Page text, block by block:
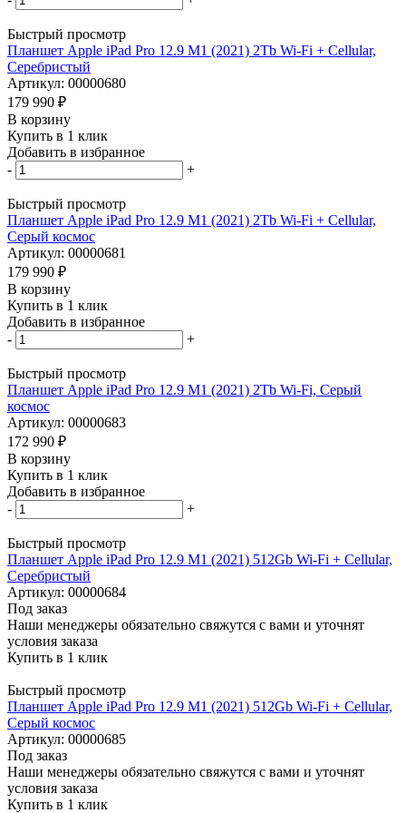
Быстрый просмотр
Планшет Apple iPad Pro 12.9 M1 (2021) 2Tb Wi-Fi + Cellular,
Серебристый
Артикул: 00000680
179 990 ₽
В корзину
Купить в 1 клик
Добавить в избранное
-
+
Быстрый просмотр
Планшет Apple iPad Pro 12.9 M1 (2021) 2Tb Wi-Fi + Cellular,
Серый космос
Артикул: 00000681
179 990 ₽
В корзину
Купить в 1 клик
Добавить в избранное
-
+
Быстрый просмотр
Планшет Apple iPad Pro 12.9 M1 (2021) 2Tb Wi-Fi, Серый
космос
Артикул: 00000683
172 990 ₽
В корзину
Купить в 1 клик
Добавить в избранное
-
+
Быстрый просмотр
Планшет Apple iPad Pro 12.9 M1 (2021) 512Gb Wi-Fi + Cellular,
Серебристый
Артикул: 00000684
Под заказ
Наши менеджеры обязательно свяжутся с вами и уточнят
условия заказа
Купить в 1 клик
Быстрый просмотр
Планшет Apple iPad Pro 12.9 M1 (2021) 512Gb Wi-Fi + Cellular,
Серый космос
Артикул: 00000685
Под заказ
Наши менеджеры обязательно свяжутся с вами и уточнят
условия заказа
Купить в 1 клик